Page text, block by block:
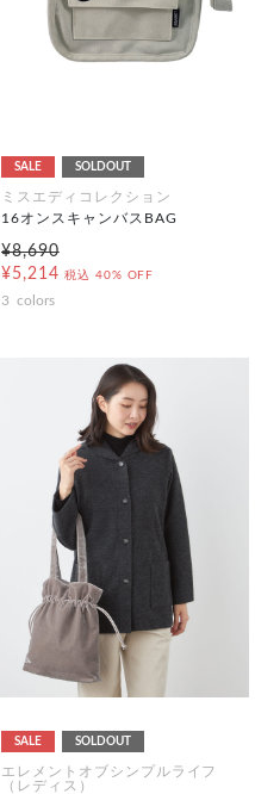
SALE SOLDOUT
ミスエディコレクション
16オンスキャンバスBAG
¥8,690
¥5,214 税込 40% OFF
3 colors
SALE SOLDOUT
エレメントオブシンプルライフ
（レディス）